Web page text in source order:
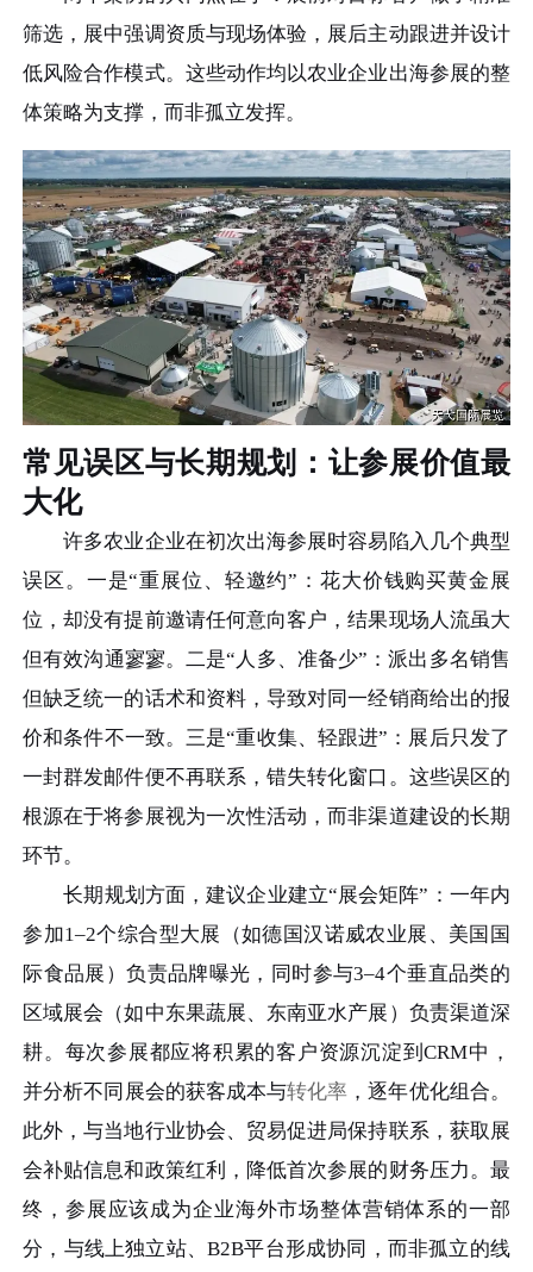
筛选，展中强调资质与现场体验，展后主动跟进并设计
低风险合作模式。这些动作均以农业企业出海参展的整
体策略为支撑，而非孤立发挥。
常见误区与长期规划：让参展价值最
大化
许多农业企业在初次出海参展时容易陷入几个典型
误区。一是“重展位、轻邀约”：花大价钱购买黄金展
位，却没有提前邀请任何意向客户，结果现场人流虽大
但有效沟通寥寥。二是“人多、准备少”：派出多名销售
但缺乏统一的话术和资料，导致对同一经销商给出的报
价和条件不一致。三是“重收集、轻跟进”：展后只发了
一封群发邮件便不再联系，错失转化窗口。这些误区的
根源在于将参展视为一次性活动，而非渠道建设的长期
环节。
长期规划方面，建议企业建立“展会矩阵”：一年内
参加1–2个综合型大展（如德国汉诺威农业展、美国国
际食品展）负责品牌曝光，同时参与3–4个垂直品类的
区域展会（如中东果蔬展、东南亚水产展）负责渠道深
耕。每次参展都应将积累的客户资源沉淀到CRM中，
并分析不同展会的获客成本与转化率 ，逐年优化组合。
此外，与当地行业协会、贸易促进局保持联系，获取展
会补贴信息和政策红利，降低首次参展的财务压力。最
终，参展应该成为企业海外市场整体营销体系的一部
分，与线上独立站、B2B平台形成协同，而非孤立的线